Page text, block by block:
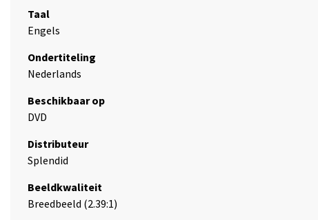
Taal
Engels
Ondertiteling
Nederlands
Beschikbaar op
DVD
Distributeur
Splendid
Beeldkwaliteit
Breedbeeld (2.39:1)